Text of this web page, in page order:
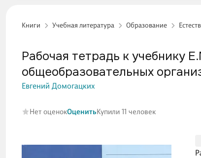
Книги Учебная литература Образование
Рабочая тетрадь к учебнику
общеобразовательных
Евгений Домогацких
Нет оценокОценитьКупили 11 человек